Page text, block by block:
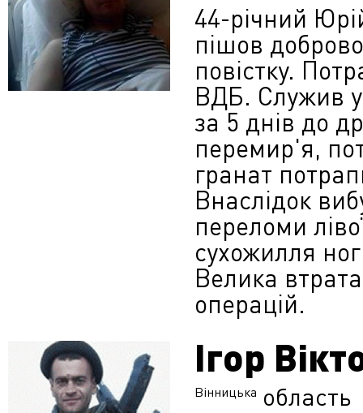
44-річний
пішов
повістку.
ВДБ. Служив у
за 5 днів до
перемир'я,
гранат
Внаслідок
переломи
сухожилля
Велика
операцій.
Ігор
Вінницька область